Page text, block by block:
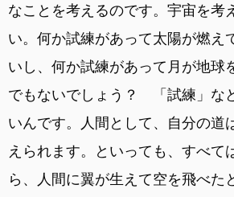
なことを考えるのです。宇宙を考
い。何か試練があって太陽が燃え
いし、何か試練があって月が地球
でもないでしょう？ 「試練」な
いんです。人間として、自分の道
えられます。といっても、すべて
ら、人間に翼が生えて空を飛べた